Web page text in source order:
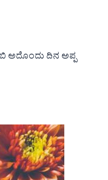
ಅದೊಂದು ದಿನ ಅಪ್ಪ